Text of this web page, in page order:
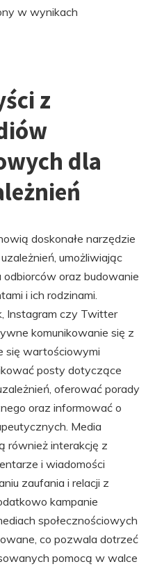
w wynikach
z
dla
doskonałe narzędzie
umożliwiając
oraz budowanie
i ich rodzinami.
Instagram czy Twitter
komunikowanie się z
się wartościowymi
posty dotyczące
oferować porady
oraz informować o
Media
również interakcję z
i wiadomości
zaufania i relacji z
kampanie
społecznościowych
co pozwala dotrzeć
pomocą w walce